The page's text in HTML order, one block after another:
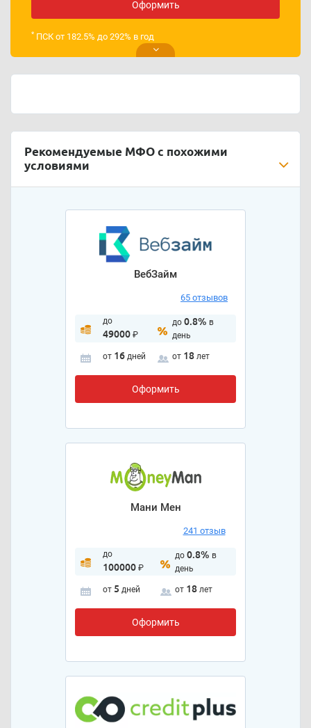
Оформить
*ПСК от 182.5% до 292% в год
Рекомендуемые МФО с похожими
условиями
ВебЗайм
65 отзывов
до
49000₽
до 0.8% в
день
от 16 дней от 18 лет
Оформить
Мани Мен
241 отзыв
до
100000₽
до 0.8% в
день
от 5 дней от 18 лет
Оформить